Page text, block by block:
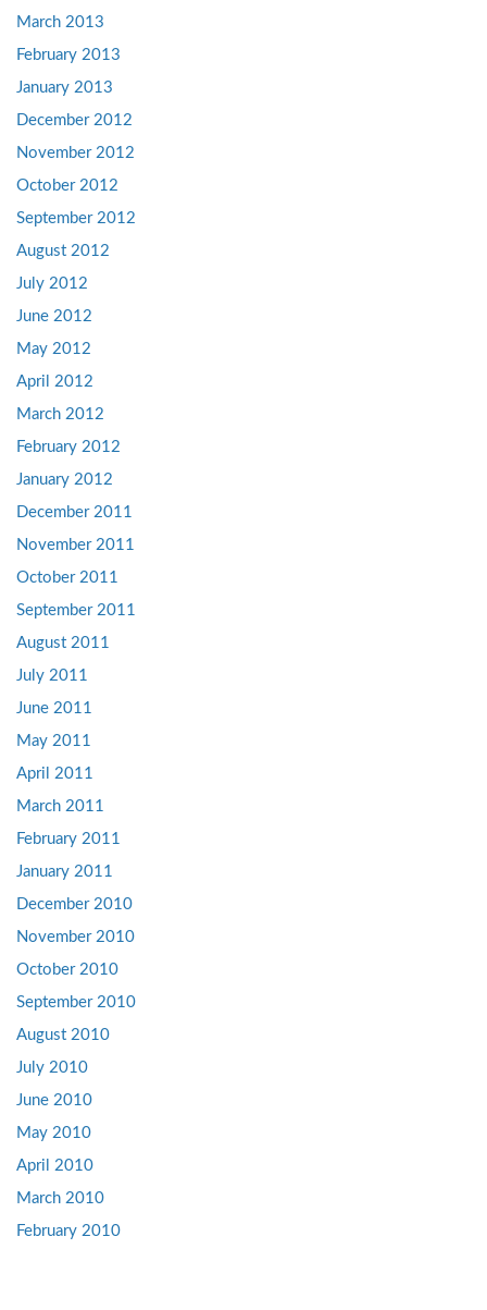
March 2013
February 2013
January 2013
December 2012
November 2012
October 2012
September 2012
August 2012
July 2012
June 2012
May 2012
April 2012
March 2012
February 2012
January 2012
December 2011
November 2011
October 2011
September 2011
August 2011
July 2011
June 2011
May 2011
April 2011
March 2011
February 2011
January 2011
December 2010
November 2010
October 2010
September 2010
August 2010
July 2010
June 2010
May 2010
April 2010
March 2010
February 2010